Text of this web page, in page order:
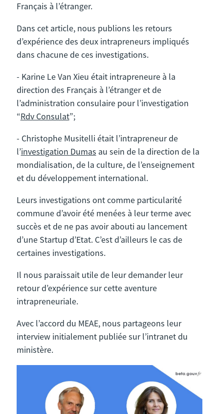
Français à l’étranger.
Dans cet article, nous publions les retours
d’expérience des deux intrapreneurs impliqués
dans chacune de ces investigations.
- Karine Le Van Xieu était intrapreneure à la
direction des Français à l’étranger et de
l’administration consulaire pour l’investigation
“Rdv Consulat”;
- Christophe Musitelli était l’intrapreneur de
l’investigation Dumas au sein de la direction de la
mondialisation, de la culture, de l’enseignement
et du développement international.
Leurs investigations ont comme particularité
commune d’avoir été menées à leur terme avec
succès et de ne pas avoir abouti au lancement
d’une Startup d’Etat. C’est d’ailleurs le cas de
certaines investigations.
Il nous paraissait utile de leur demander leur
retour d’expérience sur cette aventure
intrapreneuriale.
Avec l’accord du MEAE, nous partageons leur
interview initialement publiée sur l’intranet du
ministère.